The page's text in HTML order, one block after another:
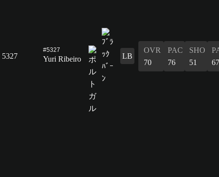
5327
#5327
Yuri Ribeiro LB
OVR
70
PAC
76
SHO
51
67